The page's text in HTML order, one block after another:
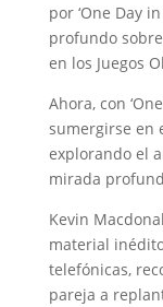
por ‘One Day
profundo
en los Juegos
Ahora, con
sumergirse en
explorando el
mirada
Kevin
material
telefónicas,
pareja a